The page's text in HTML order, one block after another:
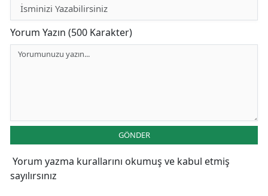
Yorum Yazın (500 Karakter)
GÖNDER
Yorum yazma kurallarını okumuş ve kabul etmiş
sayılırsınız